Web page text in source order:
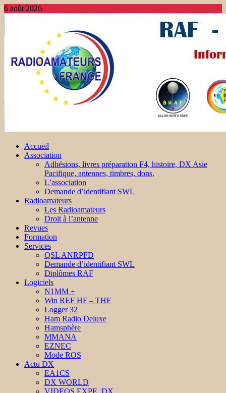
6 août 2026
Accueil
Association
Adhésions, livres préparation F4, histoire, DX Asie
Pacifique, antennes, timbres, dons,
L’association
Demande d’identifiant SWL
Radioamateurs
Les Radioamateurs
Droit à l’antenne
Revues
Formation
Services
QSL ANRPFD
Demande d’identifiant SWL
Diplômes RAF
Logiciels
N1MM +
Win REF HF – THF
Logger 32
Ham Radio Deluxe
Hamsphère
MMANA
EZNEC
Mode ROS
Actu DX
EA1CS
DX WORLD
VIDEOS EXPE. DX